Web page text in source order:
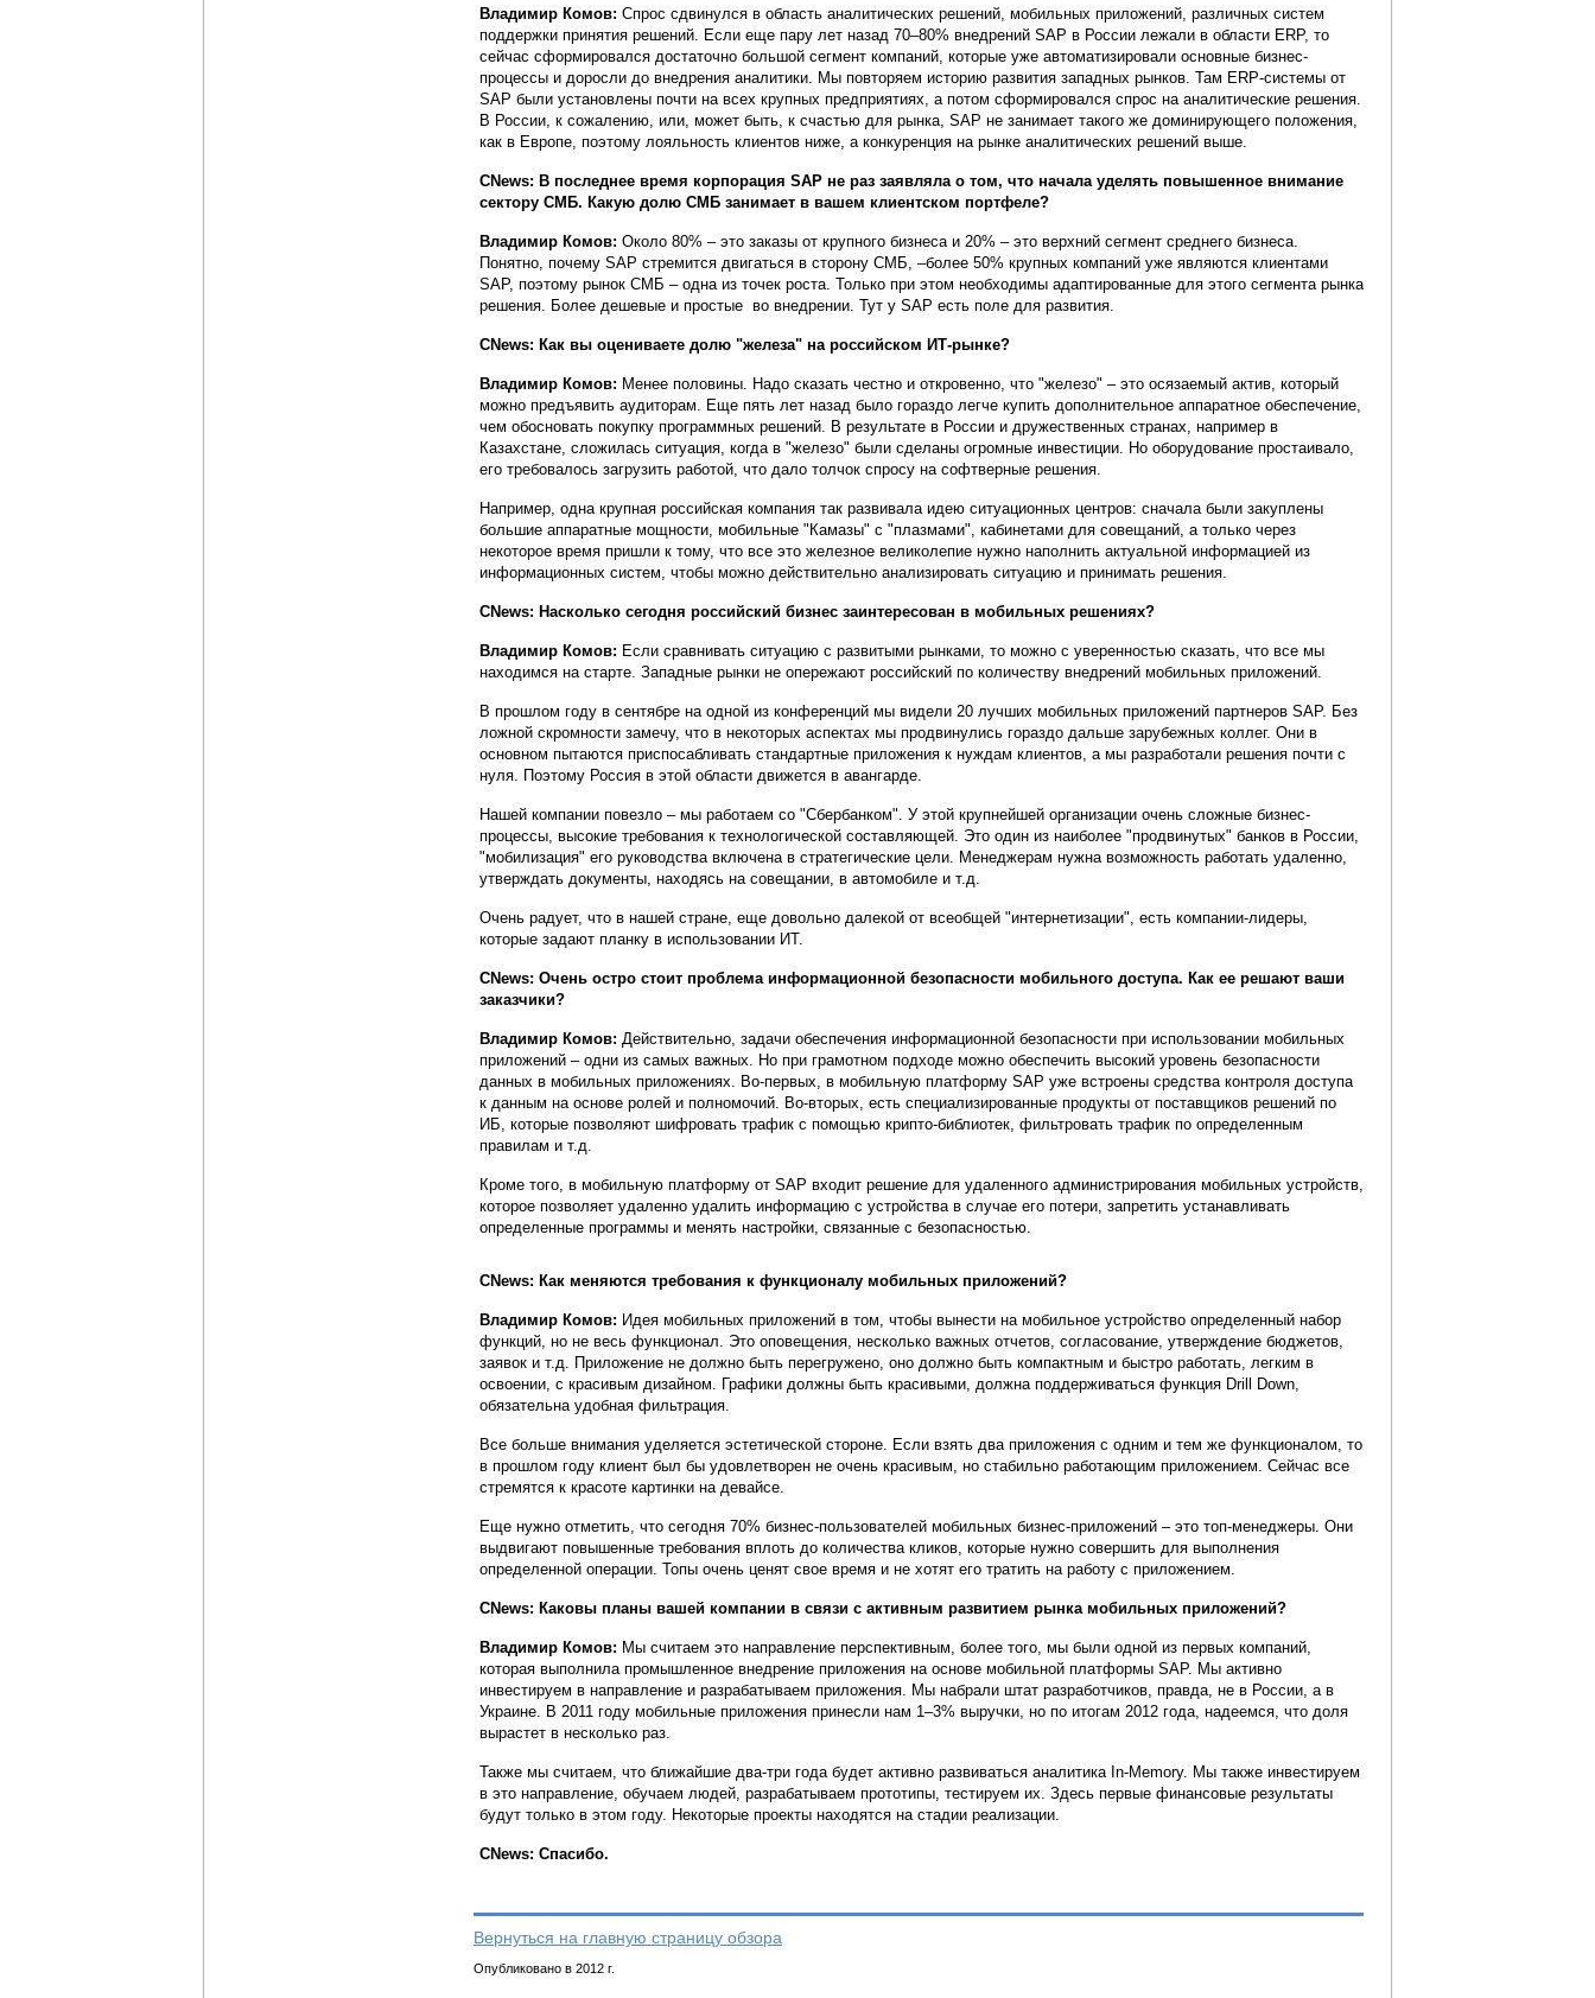
Владимир Комов: Спрос сдвинулся в область аналитических решений, мобильных приложений, различных систем
поддержки принятия решений. Если еще пару лет назад 70–80% внедрений SAP в России лежали в области ERP, то
сейчас сформировался достаточно большой сегмент компаний, которые уже автоматизировали основные бизнес-
процессы и доросли до внедрения аналитики. Мы повторяем историю развития западных рынков. Там ERP-системы от
SAP были установлены почти на всех крупных предприятиях, а потом сформировался спрос на аналитические решения.
В России, к сожалению, или, может быть, к счастью для рынка, SAP не занимает такого же доминирующего положения,
как в Европе, поэтому лояльность клиентов ниже, а конкуренция на рынке аналитических решений выше.
CNews: В последнее время корпорация SAP не раз заявляла о том, что начала уделять повышенное внимание
сектору СМБ. Какую долю СМБ занимает в вашем клиентском портфеле?
Владимир Комов: Около 80% – это заказы от крупного бизнеса и 20% – это верхний сегмент среднего бизнеса.
Понятно, почему SAP стремится двигаться в сторону СМБ, –более 50% крупных компаний уже являются клиентами
SAP, поэтому рынок СМБ – одна из точек роста. Только при этом необходимы адаптированные для этого сегмента рынка
решения. Более дешевые и простые во внедрении. Тут у SAP есть поле для развития.
CNews: Как вы оцениваете долю "железа" на российском ИТ-рынке?
Владимир Комов: Менее половины. Надо сказать честно и откровенно, что "железо" – это осязаемый актив, который
можно предъявить аудиторам. Еще пять лет назад было гораздо легче купить дополнительное аппаратное обеспечение,
чем обосновать покупку программных решений. В результате в России и дружественных странах, например в
Казахстане, сложилась ситуация, когда в "железо" были сделаны огромные инвестиции. Но оборудование простаивало,
его требовалось загрузить работой, что дало толчок спросу на софтверные решения.
Например, одна крупная российская компания так развивала идею ситуационных центров: сначала были закуплены
большие аппаратные мощности, мобильные "Камазы" с "плазмами", кабинетами для совещаний, а только через
некоторое время пришли к тому, что все это железное великолепие нужно наполнить актуальной информацией из
информационных систем, чтобы можно действительно анализировать ситуацию и принимать решения.
CNews: Насколько сегодня российский бизнес заинтересован в мобильных решениях?
Владимир Комов: Если сравнивать ситуацию с развитыми рынками, то можно с уверенностью сказать, что все мы
находимся на старте. Западные рынки не опережают российский по количеству внедрений мобильных приложений.
В прошлом году в сентябре на одной из конференций мы видели 20 лучших мобильных приложений партнеров SAP. Без
ложной скромности замечу, что в некоторых аспектах мы продвинулись гораздо дальше зарубежных коллег. Они в
основном пытаются приспосабливать стандартные приложения к нуждам клиентов, а мы разработали решения почти с
нуля. Поэтому Россия в этой области движется в авангарде.
Нашей компании повезло – мы работаем со "Сбербанком". У этой крупнейшей организации очень сложные бизнес-
процессы, высокие требования к технологической составляющей. Это один из наиболее "продвинутых" банков в России,
"мобилизация" его руководства включена в стратегические цели. Менеджерам нужна возможность работать удаленно,
утверждать документы, находясь на совещании, в автомобиле и т.д.
Очень радует, что в нашей стране, еще довольно далекой от всеобщей "интернетизации", есть компании-лидеры,
которые задают планку в использовании ИТ.
CNews: Очень остро стоит проблема информационной безопасности мобильного доступа. Как ее решают ваши
заказчики?
Владимир Комов: Действительно, задачи обеспечения информационной безопасности при использовании мобильных
приложений – одни из самых важных. Но при грамотном подходе можно обеспечить высокий уровень безопасности
данных в мобильных приложениях. Во-первых, в мобильную платформу SAP уже встроены средства контроля доступа
к данным на основе ролей и полномочий. Во-вторых, есть специализированные продукты от поставщиков решений по
ИБ, которые позволяют шифровать трафик с помощью крипто-библиотек, фильтровать трафик по определенным
правилам и т.д.
Кроме того, в мобильную платформу от SAP входит решение для удаленного администрирования мобильных устройств,
которое позволяет удаленно удалить информацию с устройства в случае его потери, запретить устанавливать
определенные программы и менять настройки, связанные с безопасностью.
CNews: Как меняются требования к функционалу мобильных приложений?
Владимир Комов: Идея мобильных приложений в том, чтобы вынести на мобильное устройство определенный набор
функций, но не весь функционал. Это оповещения, несколько важных отчетов, согласование, утверждение бюджетов,
заявок и т.д. Приложение не должно быть перегружено, оно должно быть компактным и быстро работать, легким в
освоении, с красивым дизайном. Графики должны быть красивыми, должна поддерживаться функция Drill Down,
обязательна удобная фильтрация.
Все больше внимания уделяется эстетической стороне. Если взять два приложения с одним и тем же функционалом, то
в прошлом году клиент был бы удовлетворен не очень красивым, но стабильно работающим приложением. Сейчас все
стремятся к красоте картинки на девайсе.
Еще нужно отметить, что сегодня 70% бизнес-пользователей мобильных бизнес-приложений – это топ-менеджеры. Они
выдвигают повышенные требования вплоть до количества кликов, которые нужно совершить для выполнения
определенной операции. Топы очень ценят свое время и не хотят его тратить на работу с приложением.
CNews: Каковы планы вашей компании в связи с активным развитием рынка мобильных приложений?
Владимир Комов: Мы считаем это направление перспективным, более того, мы были одной из первых компаний,
которая выполнила промышленное внедрение приложения на основе мобильной платформы SAP. Мы активно
инвестируем в направление и разрабатываем приложения. Мы набрали штат разработчиков, правда, не в России, а в
Украине. В 2011 году мобильные приложения принесли нам 1–3% выручки, но по итогам 2012 года, надеемся, что доля
вырастет в несколько раз.
Также мы считаем, что ближайшие два-три года будет активно развиваться аналитика In-Memory. Мы также инвестируем
в это направление, обучаем людей, разрабатываем прототипы, тестируем их. Здесь первые финансовые результаты
будут только в этом году. Некоторые проекты находятся на стадии реализации.
CNews: Спасибо.
Вернуться на главную страницу обзора
Опубликовано в 2012 г.